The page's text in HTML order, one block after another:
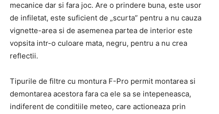
mecanice dar si fara joc. Are o prindere buna, este usor
de infiletat, este suficient de „scurta” pentru a nu cauza
vignette-area si de asemenea partea de interior este
vopsita intr-o culoare mata, negru, pentru a nu crea
reflectii.
Tipurile de filtre cu montura F-Pro permit montarea si
demontarea acestora fara ca ele sa se intepeneasca,
indiferent de conditiile meteo, care actioneaza prin